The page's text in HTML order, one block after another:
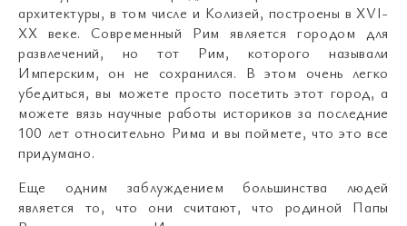
архитектуры, в том числе и Колизей, построены в XVI-
XX веке. Современный Рим является городом для
развлечений, но тот Рим, которого называли
Имперским, он не сохранился. В этом очень легко
убедиться, вы можете просто посетить этот город, а
можете вязь научные работы историков за последние
100 лет относительно Рима и вы поймете, что это все
придумано.
Еще одним заблуждением большинства людей
является то, что они считают, что родиной Папы